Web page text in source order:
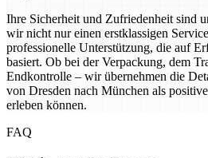
Ihre Sicherheit und Zufriedenheit sind
wir nicht nur einen erstklassigen
professionelle Unterstützung, die auf
basiert. Ob bei der Verpackung, dem
Endkontrolle – wir übernehmen die
von Dresden nach München als
erleben können.
FAQ